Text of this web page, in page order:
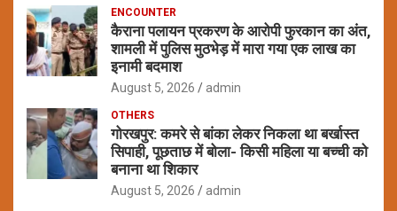
ENCOUNTER
कैराना पलायन प्रकरण के आरोपी फुरकान का अंत,
शामली में पुलिस मुठभेड़ में मारा गया एक लाख का
इनामी बदमाश
August 5, 2026 admin
OTHERS
गोरखपुर: कमरे से बांका लेकर निकला था बर्खास्त
सिपाही, पूछताछ में बोला- किसी महिला या बच्ची को
बनाना था शिकार
August 5, 2026 admin